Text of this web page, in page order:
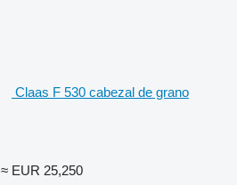
Claas F 530 cabezal de grano
≈ EUR 25,250